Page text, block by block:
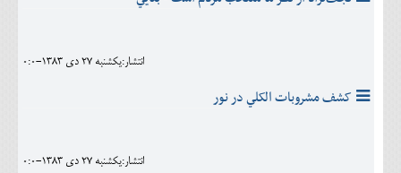
انتشار:يکشنبه 27 دی 1383-0:0
کشف مشروبات الکلي در نور
انتشار:يکشنبه 27 دی 1383-0:0